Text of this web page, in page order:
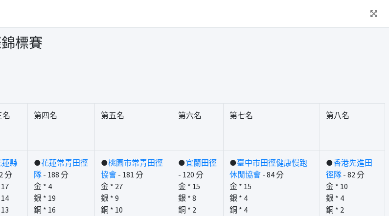
標賽
名 第四名 第五名 第六名 第七名 第八名
蓮縣
分
●花蓮常青田徑
隊- 188 分
金 * 4
銀 * 19
銅 * 16
●桃園市常青田徑
協會- 181 分
金 * 27
銀 * 9
銅 * 10
●宜蘭田徑
- 120 分
金 * 15
銀 * 8
銅 * 2
●臺中市田徑健康慢跑
休閒協會- 84 分
金 * 15
銀 * 4
銅 * 4
●香港先進田
徑隊- 82 分
金 * 10
銀 * 4
銅 * 2